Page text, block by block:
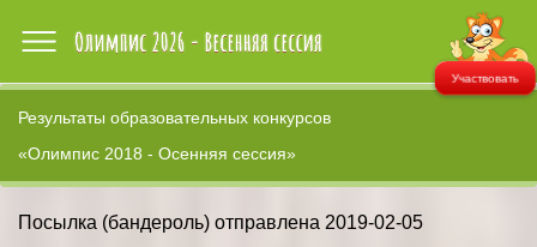
Участвовать
Результаты образовательных конкурсов
«Олимпис 2018 - Осенняя сессия»
Посылка (бандероль) отправлена 2019-02-05